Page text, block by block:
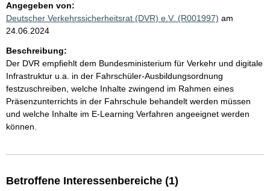
Angegeben von:
Deutscher Verkehrssicherheitsrat (DVR) e.V. (R001997) am
24.06.2024
Beschreibung:
Der DVR empfiehlt dem Bundesministerium für Verkehr und digitale
Infrastruktur u.a. in der Fahrschüler-Ausbildungsordnung
festzuschreiben, welche Inhalte zwingend im Rahmen eines
Präsenzunterrichts in der Fahrschule behandelt werden müssen
und welche Inhalte im E-Learning Verfahren angeeignet werden
können.
Betroffene Interessenbereiche (1)